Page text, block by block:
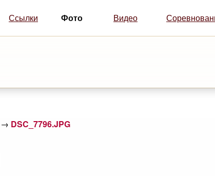
Ссылки Фото Видео
→ DSC_7796.JPG